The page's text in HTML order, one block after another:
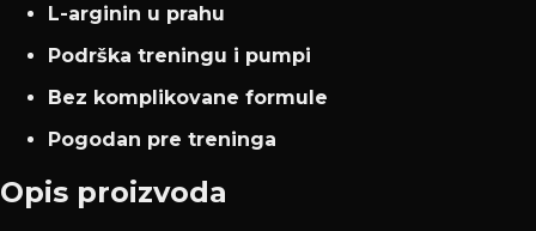
L-arginin u prahu
Podrška treningu i pumpi
Bez komplikovane formule
Pogodan pre treninga
Opis proizvoda